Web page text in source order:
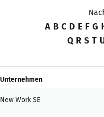
A B C D E F G
Q R S T
Unternehmen
New Work SE